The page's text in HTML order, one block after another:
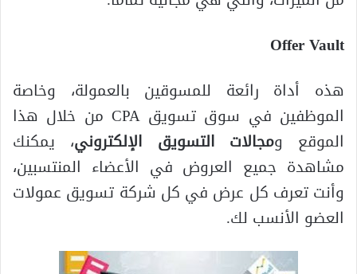
Offer Vault
هذه أداة رائعة للمسوقين بالعمولة، وخاصة
الموظفين في سوق تسويق CPA من خلال هذا
الموقع ومجالات التسويق الإلكتروني، يمكنك
مشاهدة جميع العروض في الأعضاء المنتسبين،
وأنت تعرف كل عرض في كل شركة تسويق عمولات
العضو الأنسب لك.